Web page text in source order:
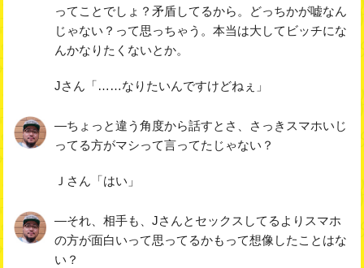
ってことでしょ？矛盾してるから。どっちかが嘘なん
じゃない？って思っちゃう。本当は大してビッチにな
んかなりたくないとか。
Jさん「……なりたいんですけどねぇ」
―ちょっと違う角度から話すとさ、さっきスマホいじ
ってる方がマシって言ってたじゃない？
Ｊさん「はい」
―それ、相手も、Jさんとセックスしてるよりスマホ
の方が面白いって思ってるかもって想像したことはな
い？